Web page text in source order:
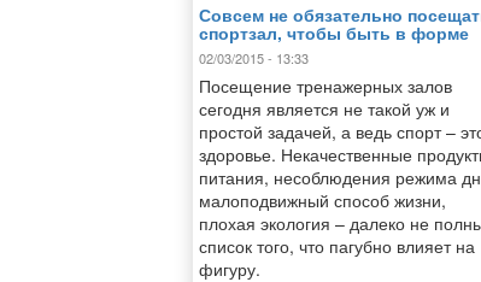
Совсем не обязательно
спортзал, чтобы быть в форме
02/03/2015 - 13:33
Посещение тренажерных залов
сегодня является не такой уж и
простой задачей, а ведь спорт –
здоровье. Некачественные
питания, несоблюдения режима
малоподвижный способ жизни,
плохая экология – далеко не
список того, что пагубно влияет на
фигуру.